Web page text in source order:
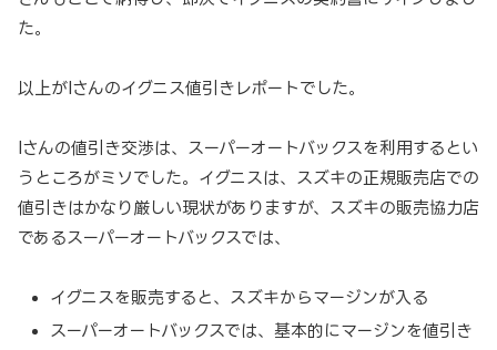
た。
以上がIさんのイグニス値引きレポートでした。
Iさんの値引き交渉は、スーパーオートバックスを利用するとい
うところがミソでした。イグニスは、スズキの正規販売店での
値引きはかなり厳しい現状がありますが、スズキの販売協力店
であるスーパーオートバックスでは、
イグニスを販売すると、スズキからマージンが入る
スーパーオートバックスでは、基本的にマージンを値引き